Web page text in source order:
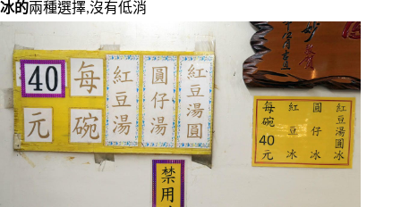
冰的兩種選擇,沒有低消